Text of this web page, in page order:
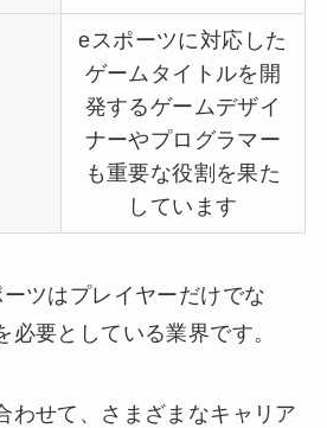
eスポーツに対応した
ゲームタイトルを開
発するゲームデザイ
ナーやプログラマー
も重要な役割を果た
しています
ツはプレイヤーだけでな
必要としている業界です。
わせて、さまざまなキャリア